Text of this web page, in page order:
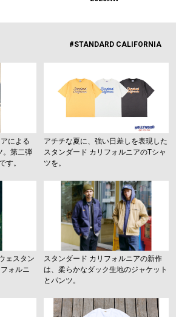
#STANDARD CALIFORNIA
による
。第二弾
す。
アチチな夏に、強い日差しを表現した
スタンダード カリフォルニアのTシャ
ツを。
ェスタン
ォルニ
スタンダード カリフォルニアの新作
は、柔らかなダック生地のジャケット
とパンツ。